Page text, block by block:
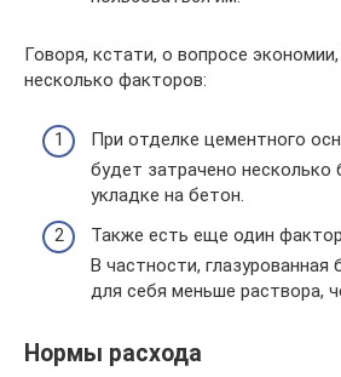
Говоря, кстати, о вопросе
несколько факторов:
При отделке цементного
будет затрачено несколько
укладке на бетон.
Также есть еще один
В частности, глазурованная
для себя меньше раствора,
Нормы расхода